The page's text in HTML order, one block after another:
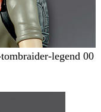
legend 00